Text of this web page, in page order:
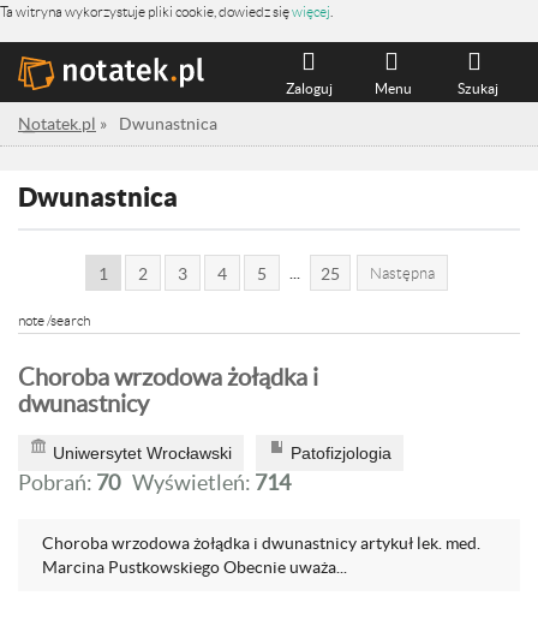
Ta witryna wykorzystuje pliki cookie, dowiedz sięwięcej
Szukaj
Menu
Zaloguj
Notatek.pl » Dwunastnica
Dwunastnica
1 2 3 4 5 25 Następna
note /search
Choroba wrzodowa żołądka i
dwunastnicy
Uniwersytet Wrocławski Patofizjologia
Pobrań: 70 Wyświetleń: 714
Choroba wrzodowa żołądka i dwunastnicy artykuł lek. med.
Marcina Pustkowskiego Obecnie uważa...